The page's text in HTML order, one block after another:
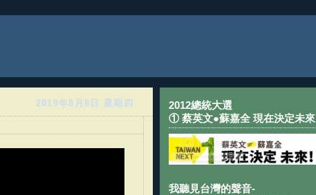
2019年8月8日 星期四
2012總統大選
① 蔡英文●蘇嘉全 現在決定未來
我聽見台灣的聲音-